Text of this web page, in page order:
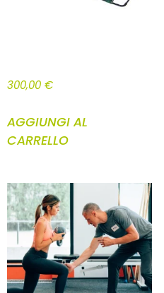
300,00 €
AGGIUNGI AL
CARRELLO